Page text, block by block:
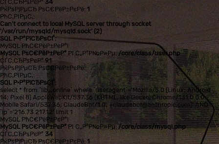
СЃС‚СЂРѕРєР° 34
РќРѕРјРµСЂ РѕС€РёР±РєРё: 1
РћС‚РІРµС‚:
Can't connect to local MySQL server through socket
'/var/run/mysqld/mysqld.sock' (2)
SQL Р·Р°РїСЂРѕСЃ:
MySQL РћС€РёР±РєР°!
MySQL РѕС€РёР±РєР° РІ С„Р°Р№Р»Рµ: /core/class/user.php
СЃС‚СЂРѕРєР° 91
РќРѕРјРµСЂ РѕС€РёР±РєРё:
РћС‚РІРµС‚:
SQL Р·Р°РїСЂРѕСЃ:
select * from `lib_online` where `useragent`='Mozilla/5.0 (Linux; Android
14; Pixel 8) AppleWebKit/537.36 (KHTML, like Gecko) Chrome/131.0.0.0
Mobile Safari/537.36; ClaudeBot/1.0; +claudebot@anthropic.com)' AND
`ip`='216.73.217.12' limit 1
MySQL РћС€РёР±РєР°!
MySQL РѕС€РёР±РєР° РІ С„Р°Р№Р»Рµ:/core/class/mysql.php
СЃС‚СЂРѕРєР°34
РќРѕРјРµСЂ РѕС€РёР±РєРё: 1